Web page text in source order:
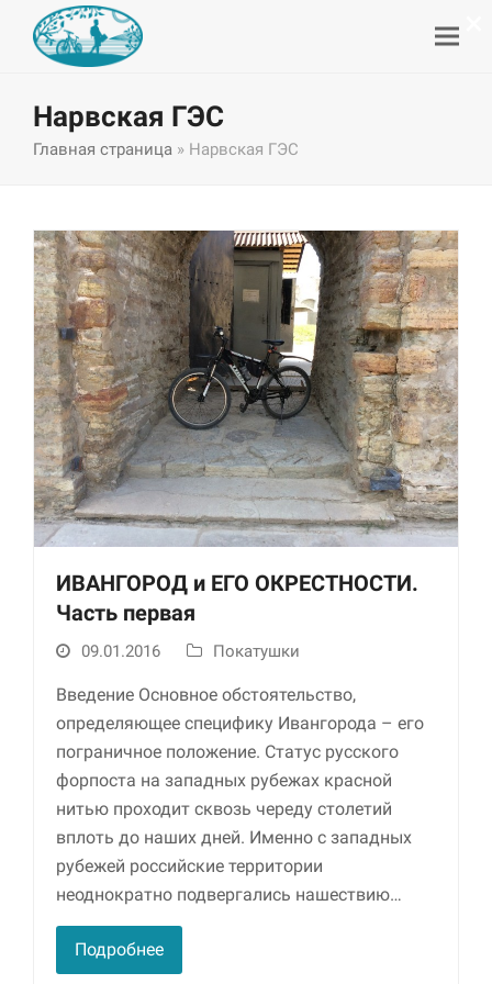
Нарвская ГЭС
Главная страница » Нарвская ГЭС
ИВАНГОРОД и ЕГО ОКРЕСТНОСТИ.
Часть первая
09.01.2016 Покатушки
Введение Основное обстоятельство,
определяющее специфику Ивангорода – его
пограничное положение. Статус русского
форпоста на западных рубежах красной
нитью проходит сквозь череду столетий
вплоть до наших дней. Именно с западных
рубежей российские территории
неоднократно подвергались нашествию…
Подробнее
Необходимые
Использование
этих файлов cookie
обязательно. Они
необходимы для
функционирования
веб-сайта.